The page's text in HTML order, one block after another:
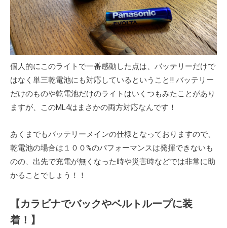
個人的にこのライトで一番感動した点は、バッテリーだけで
はなく単三乾電池にも対応しているということ!! バッテリー
だけのものや乾電池だけのライトはいくつもみたことがあり
ますが、このML4はまさかの両方対応なんです！
あくまでもバッテリーメインの仕様となっておりますので、
乾電池の場合は１００%のパフォーマンスは発揮できないも
のの、出先で充電が無くなった時や災害時などでは非常に助
かることでしょう！！
【カラビナでバックやベルトループに装
着！】